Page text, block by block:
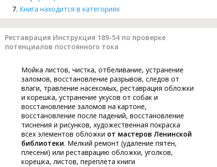
Книга находится в категориях
Реставрация Инструкция 189-54 по проверке
потенциалов постоянного тока
Мойка листов, чистка, отбеливание, устранение
заломов, восстановление разрывов, следов от
влаги, травление насекомых, реставрация обложки
и корешка, устранение укусов от собак и
восстановление заломов на картоне,
восстановление после падений, восстановление
тиснения и рисунков, художественная покраска
всех элементов обложки от мастеров Ленинской
библиотеки. Мелкий ремонт (удаление пятен,
плесени) или реставрацию обложки, уголков,
корешка, листов, переплета книги